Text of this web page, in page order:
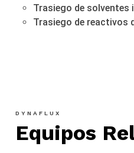
Trasiego de solventes
Trasiego de reactivos
DYNAFLUX
Equipos